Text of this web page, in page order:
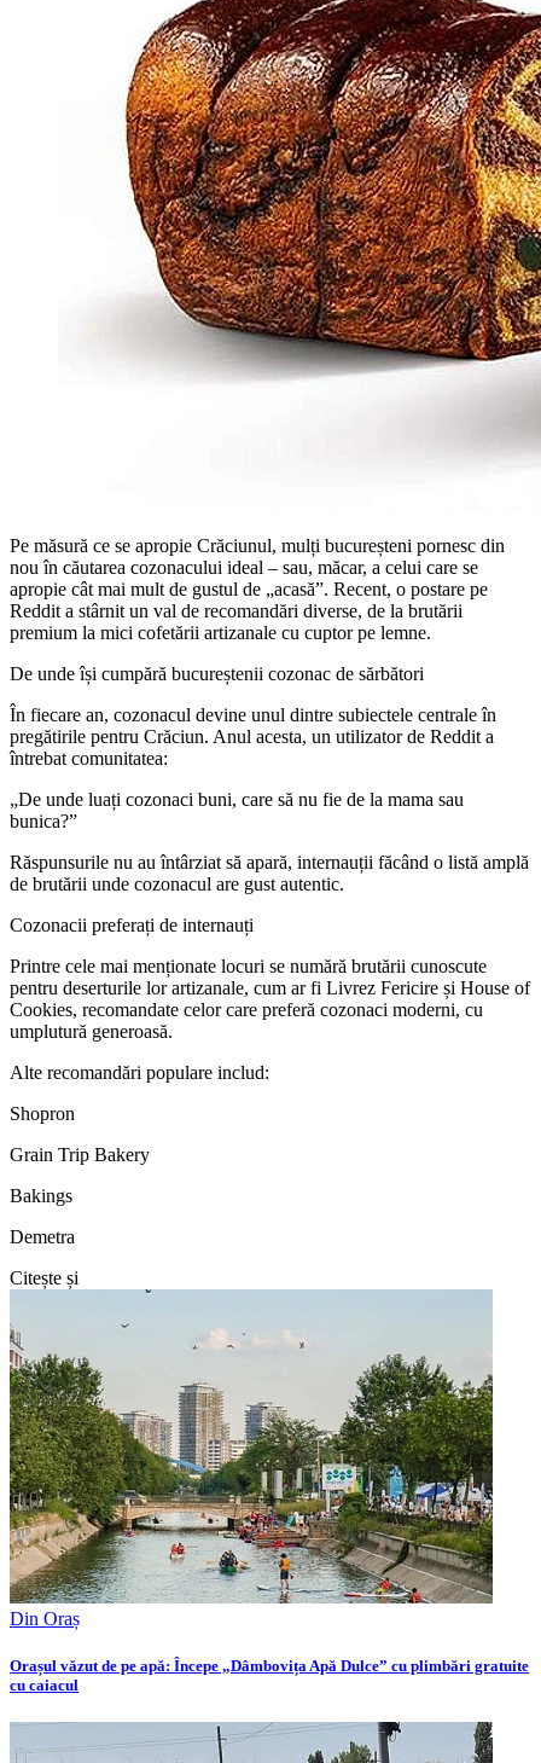
Pe măsură ce se apropie Crăciunul, mulți bucureșteni pornesc din
nou în căutarea cozonacului ideal – sau, măcar, a celui care se
apropie cât mai mult de gustul de „acasă”. Recent, o postare pe
Reddit a stârnit un val de recomandări diverse, de la brutării
premium la mici cofetării artizanale cu cuptor pe lemne.
De unde își cumpără bucureștenii cozonac de sărbători
În fiecare an, cozonacul devine unul dintre subiectele centrale în
pregătirile pentru Crăciun. Anul acesta, un utilizator de Reddit a
întrebat comunitatea:
„De unde luați cozonaci buni, care să nu fie de la mama sau
bunica?”
Răspunsurile nu au întârziat să apară, internauții făcând o listă amplă
de brutării unde cozonacul are gust autentic.
Cozonacii preferați de internauți
Printre cele mai menționate locuri se numără brutării cunoscute
pentru deserturile lor artizanale, cum ar fi Livrez Fericire și House of
Cookies, recomandate celor care preferă cozonaci moderni, cu
umplutură generoasă.
Alte recomandări populare includ:
Shopron
Grain Trip Bakery
Bakings
Demetra
Citește și
Din Oraș
Orașul văzut de pe apă: Începe „Dâmbovița Apă Dulce” cu plimbări gratuite
cu caiacul